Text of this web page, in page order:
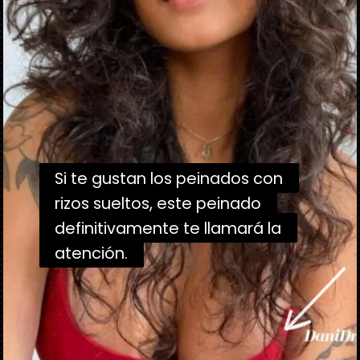
Si te gustan los peinados con
rizos sueltos, este peinado
definitivamente te llamará la
atención.
Si te gustan los peinados con
rizos sueltos, este peinado
definitivamente te llamará la
atención.